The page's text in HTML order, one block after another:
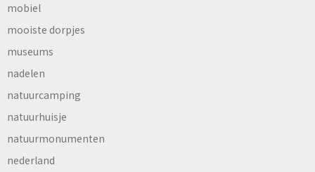
mobiel
mooiste dorpjes
museums
nadelen
natuurcamping
natuurhuisje
natuurmonumenten
nederland